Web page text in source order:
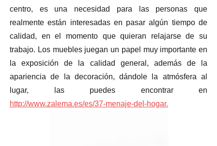
centro, es una necesidad para las personas que
realmente están interesadas en pasar algún tiempo de
calidad, en el momento que quieran relajarse de su
trabajo. Los muebles juegan un papel muy importante en
la exposición de la calidad general, además de la
apariencia de la decoración, dándole la atmósfera al
lugar, las puedes encontrar en
http://www.zalema.es/es/37-menaje-del-hogar.